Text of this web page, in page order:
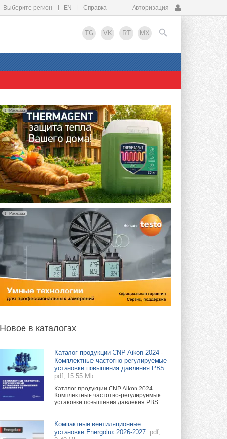
Выберите регион EN Справка Авторизация
TG VK RT MX
EN
Реклама
Реклама
Новое в каталогах
Каталог продукции CNP Aikon 2024 -
Комплектные частотно-регулируемые
установки повышения давления PBS.
pdf, 15.55 Mb
Каталог продукции CNP Aikon 2024 -
Комплектные частотно-регулируемые
установки повышения давления PBS
Компактные вентиляционные
установки Energolux 2026-2027. pdf,